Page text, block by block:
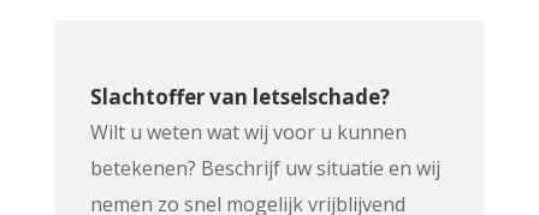
Slachtoffer van letselschade?
Wilt u weten wat wij voor u kunnen
betekenen? Beschrijf uw situatie en wij
nemen zo snel mogelijk vrijblijvend